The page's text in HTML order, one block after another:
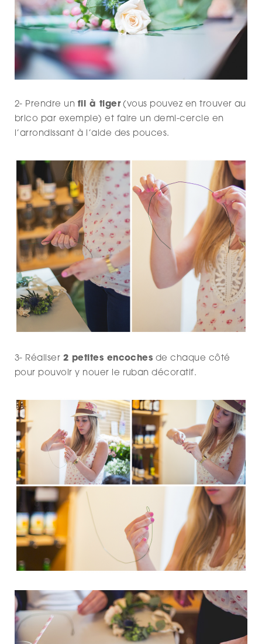
2- Prendre un fil à tiger(vous pouvez en trouver au
brico par exemple) et faire un demi-cercle en
l’arrondissant à l’aide des pouces.
3- Réaliser 2 petites encoches de chaque côté
pour pouvoir y nouer le ruban décoratif.